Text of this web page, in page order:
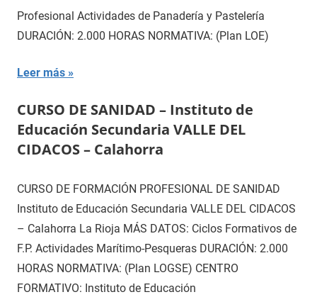
Profesional Actividades de Panadería y Pastelería
DURACIÓN: 2.000 HORAS NORMATIVA: (Plan LOE)
Leer más
CURSO DE SANIDAD – Instituto de
Educación Secundaria VALLE DEL
CIDACOS – Calahorra
CURSO DE FORMACIÓN PROFESIONAL DE SANIDAD
Instituto de Educación Secundaria VALLE DEL CIDACOS
– Calahorra La Rioja MÁS DATOS: Ciclos Formativos de
F.P. Actividades Marítimo-Pesqueras DURACIÓN: 2.000
HORAS NORMATIVA: (Plan LOGSE) CENTRO
FORMATIVO: Instituto de Educación